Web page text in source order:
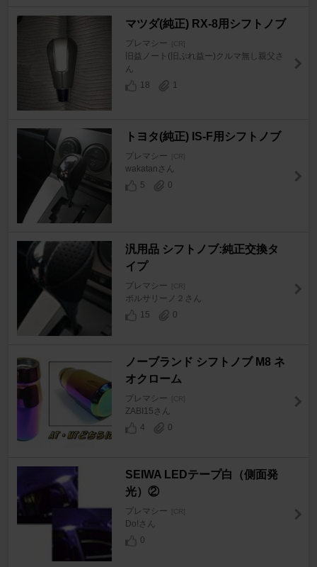
マツダ(純正) RX-8用シフトノブ
プレマシー [CR]
旧益ノート(旧ぷれ益ー)クルマ無し親父さ
ん
18
1
トヨタ(純正) IS-F用シフトノブ
プレマシー [CR]
wakatanさん
5
0
汎用品 シフトノブ:純正交換タ
イプ
プレマシー [CR]
ボルサリーノ２さん
15
0
ノーブランド シフトノブ M8 ネ
オクローム
プレマシー [CR]
ZABI15さん
4
0
SEIWA LEDテープ白（側面発
光）②
プレマシー [CR]
Do!さん
0